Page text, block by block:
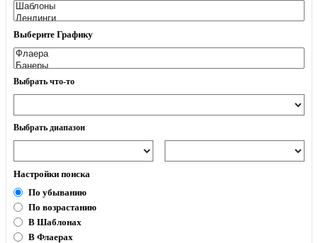
Выберите Графику
Выбрать что-то
Выбрать диапазон
Настройки поиска
По убыванию
По возрастанию
В Шаблонах
В Флаерах